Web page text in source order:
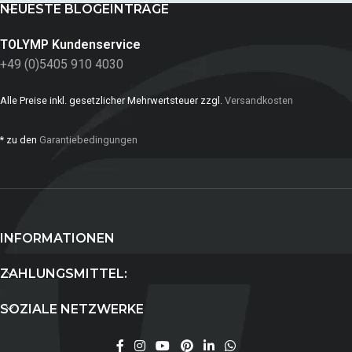
NEUESTE BLOGEINTRÄGE
TOLYMP Kundenservice
+49 (0)5405 910 4030
Alle Preise inkl. gesetzlicher Mehrwertsteuer zzgl. Versandkosten
* zu den Garantiebedingungen
INFORMATIONEN
ZAHLUNGSMITTEL:
SOZIALE NETZWERKE